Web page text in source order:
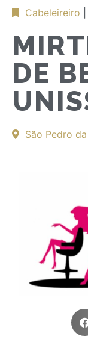
Cabeleireiro
DE
São Pedro